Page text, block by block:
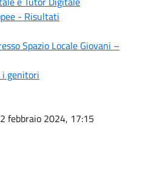
- Risultati
Spazio Locale Giovani –
i genitori
febbraio 2024, 17:15